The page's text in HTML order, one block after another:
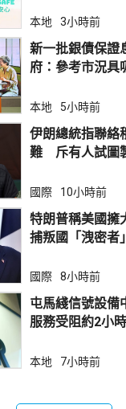
本地 3小時前
新一批銀債保
府：參考市況具
本地 5小時前
伊朗總統指聯絡
難 斥有人試圖
國際 10小時前
特朗普稱美國
捕叛國「洩密者」
國際 8小時前
屯馬綫信號設
服務受阻約2小
本地 7小時前